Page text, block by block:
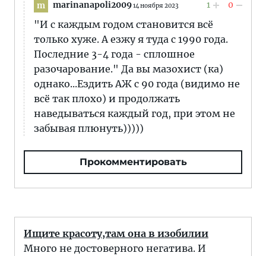
m marinanapoli200914 ноября 2023 1 0
"И с каждым годом становится всё
только хуже. А езжу я туда с 1990 года.
Последние 3-4 года - сплошное
разочарование." Да вы мазохист (ка)
однако...Ездить АЖ с 90 года (видимо не
всё так плохо) и продолжать
наведываться каждый год, при этом не
забывая плюнуть)))))
Прокомментировать
Ищите красоту,там она в изобилии
Много не достоверного негатива. И